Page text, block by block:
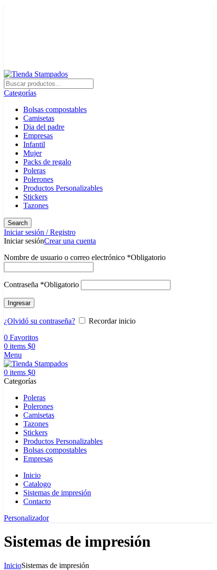
Categorías
Bolsas compostables
Camisetas
Dia del padre
Empresas
Infantil
Mujer
Packs de regalo
Poleras
Polerones
Productos Personalizables
Stickers
Tazones
Search
Iniciar sesión / Registro
Iniciar sesiónCrear una cuenta
Nombre de usuario o correo electrónico *Obligatorio
Contraseña *Obligatorio
Ingresar
¿Olvidó su contraseña?
Recordar inicio
0 Favoritos
0 items $0
Menu
0 items $0
Categorías
Poleras
Polerones
Camisetas
Tazones
Stickers
Productos Personalizables
Bolsas compostables
Empresas
Inicio
Catalogo
Sistemas de impresión
Contacto
Personalizador
Sistemas de impresión
InicioSistemas de impresión